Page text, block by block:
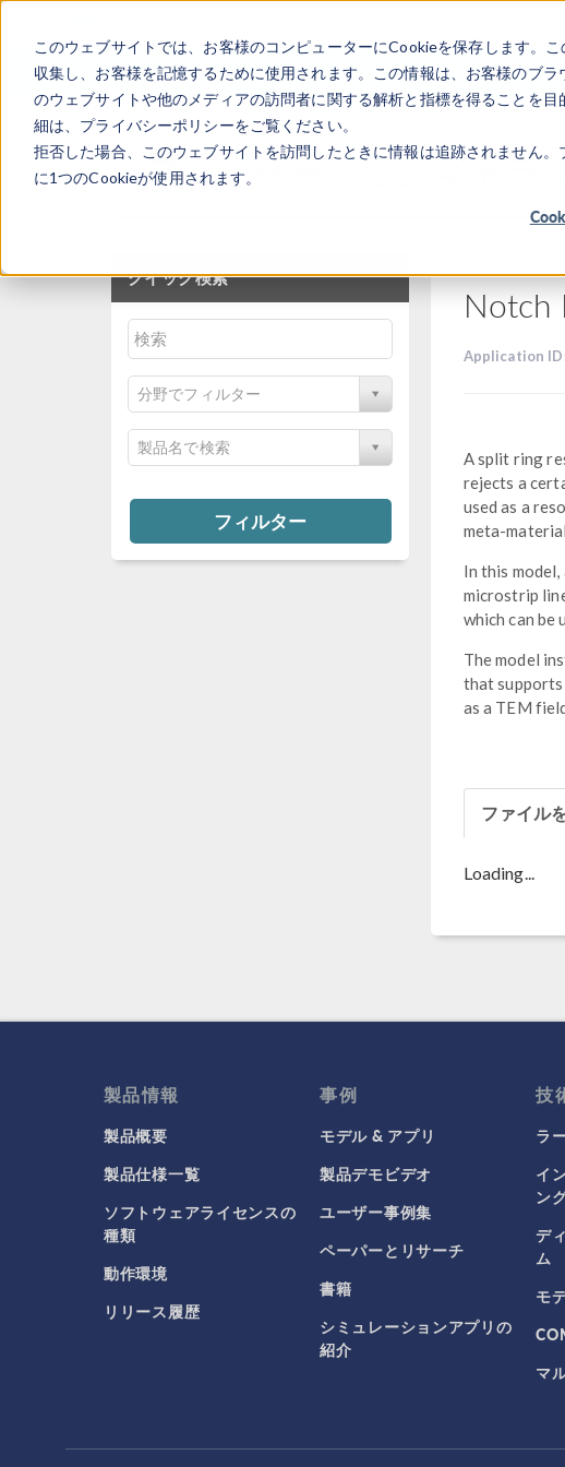
このウェブサイトでは、お客様のコンピューターにCookieを保存します。
収集し、お客様を記憶するために使用されます。この情報は、お客様のブ
のウェブサイトや他のメディアの訪問者に関する解析と指標を得ることを
細は、プライバシーポリシーをご覧ください。
拒否した場合、このウェブサイトを訪問したときに情報は追跡されません
に1つのCookieが使用されます。アプリケーションギャラ
クイック検索
分野でフィルター
製品名で検索
フィルター
Notch
Application
A split ring
rejects a
used as a
meta-
In this
microstrip
which can be
The model
that supports
as a TEM
ファイル
Loading...
製品情報
製品概要
製品仕様一覧
ソフトウェアライセンスの
種類
動作環境
リリース履歴
事例
モデル & アプリ
製品デモビデオ
ユーザー事例集
ペーパーとリサーチ
書籍
シミュレーションアプリの
紹介
技
ラ
イ
ン
デ
ム
モ
マ